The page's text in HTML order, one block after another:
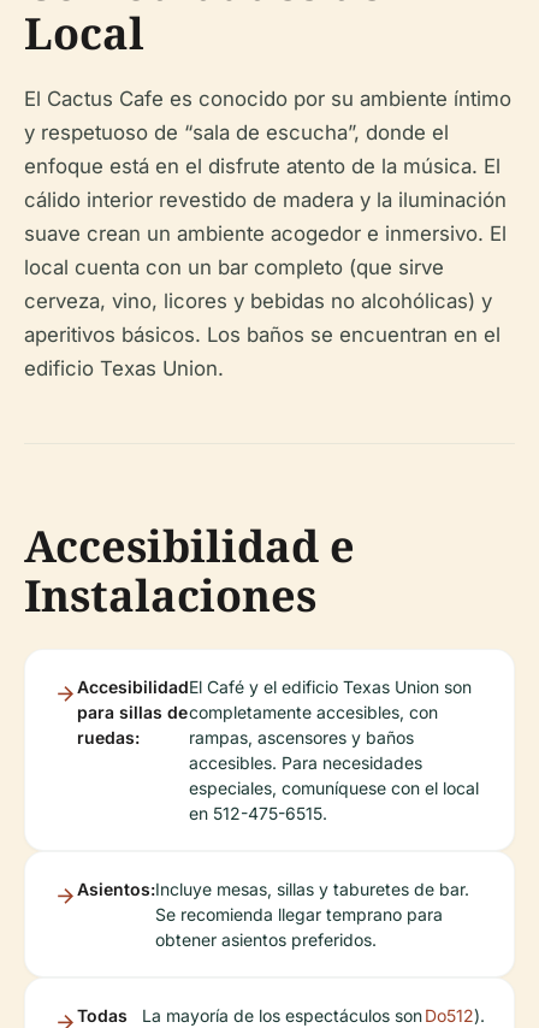
Local
El Cactus Cafe es conocido por su ambiente íntimo
y respetuoso de “sala de escucha”, donde el
enfoque está en el disfrute atento de la música. El
cálido interior revestido de madera y la iluminación
suave crean un ambiente acogedor e inmersivo. El
local cuenta con un bar completo (que sirve
cerveza, vino, licores y bebidas no alcohólicas) y
aperitivos básicos. Los baños se encuentran en el
edificio Texas Union.
Accesibilidad e
Instalaciones
Accesibilidad
para sillas de
ruedas:
El Café y el edificio Texas Union son
completamente accesibles, con
rampas, ascensores y baños
accesibles. Para necesidades
especiales, comuníquese con el local
en 512-475-6515.
Asientos:Incluye mesas, sillas y taburetes de bar.
Se recomienda llegar temprano para
obtener asientos preferidos.
Todas
La mayoría de los espectáculos sonDo512).